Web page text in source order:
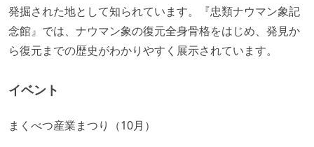
発掘された地として知られています。『忠類ナウマン象記
念館』では、ナウマン象の復元全身骨格をはじめ、発見か
ら復元までの歴史がわかりやすく展示されています。
イベント
まくべつ産業まつり（10月）